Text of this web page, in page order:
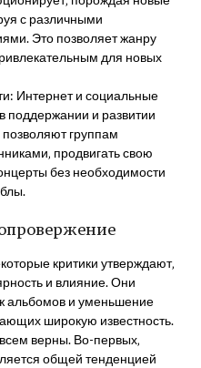
с различными
Это позволяет жанру
для новых
Интернет и социальные
поддержании и развитии
группам
продвигать свою
без необходимости
критики утверждают‚
и влияние. Они
альбомов и уменьшение
широкую известность.
верны. Во-первых‚
общей тенденцией